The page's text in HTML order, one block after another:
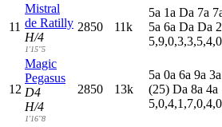
11
Mistral
de Ratilly
H/4
1'15"5
2850 11k
5a 1a Da 7a 7
5a 6a Da Da 2
12
Magic
Pegasus
D4
H/4
1'16"8
2850 13k
5a 0a 6a 9a 3a
(25) Da 8a 4a